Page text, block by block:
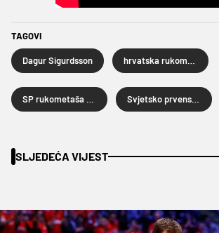
TAGOVI
Dagur Sigurdsson
SLJEDEĆA VIJEST